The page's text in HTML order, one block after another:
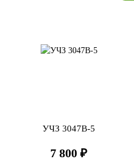
УЧЗ 3047B-5
7 800 ₽